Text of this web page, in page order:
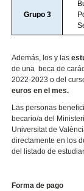
Grupo 3
Además, los y las
de una beca de
2022-2023 o del
euros en el mes.
Las personas
becario/a del
Universitat de
directamente en los
del listado de
Forma de pago